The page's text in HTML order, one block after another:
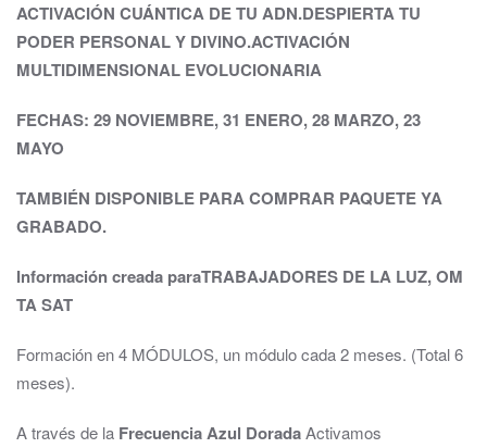
ACTIVACIÓN CUÁNTICA DE TU ADN.DESPIERTA TU
PODER PERSONAL Y DIVINO.ACTIVACIÓN
MULTIDIMENSIONAL EVOLUCIONARIA
FECHAS: 29 NOVIEMBRE, 31 ENERO, 28 MARZO, 23
MAYO
TAMBIÉN DISPONIBLE PARA COMPRAR PAQUETE YA
GRABADO.
Información creada paraTRABAJADORES DE LA LUZ, OM
TA SAT
Formación en 4 MÓDULOS, un módulo cada 2 meses. (Total 6
meses).
A través de la Frecuencia Azul DoradaActivamos